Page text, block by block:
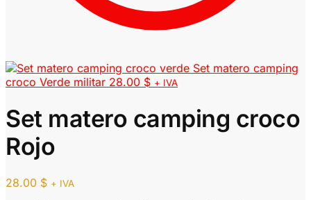
Set matero camping
croco Verde militar 28.00 $ + IVA
Set matero camping croco
Rojo
28.00 $ + IVA